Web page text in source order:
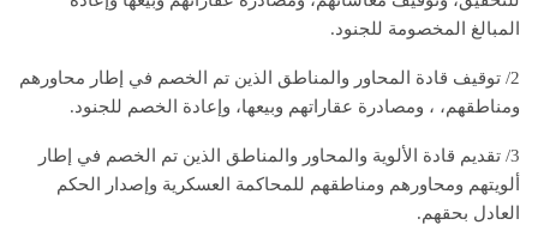
المبالغ المخصومة للجنود.
2/ توقيف قادة المحاور والمناطق الذين تم الخصم في إطار محاورهم
ومناطقهم، ، ومصادرة عقاراتهم وبيعها، وإعادة الخصم للجنود.
3/ تقديم قادة الألوية والمحاور والمناطق الذين تم الخصم في إطار
ألويتهم ومحاورهم ومناطقهم للمحاكمة العسكرية وإصدار الحكم
العادل بحقهم.